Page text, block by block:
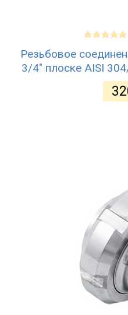
Резьбовое
3/4" плоске AISI